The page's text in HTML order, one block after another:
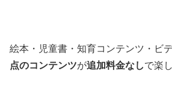
絵本・ 児童書・知育コンテンツ・ビ
点のコンテンツが追加料金なしで楽